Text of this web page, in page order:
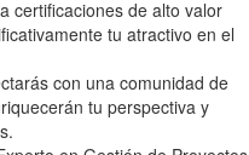
certificaciones de alto valor
tu atractivo en el
con una comunidad de
tu perspectiva y